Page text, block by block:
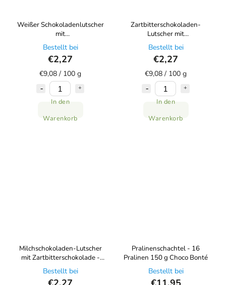
Weißer Schokoladenlutscher
mit
Zartbitterschokoladenherz,
25 g, Choco Bonté
Bestellt bei
€2,27
€9,08 / 100 g
In den
Warenkorb
Zartbitterschokoladen-
Lutscher mit
Milchschokoladenherz, 25 g,
Choco Bonté
Bestellt bei
€2,27
€9,08 / 100 g
In den
Warenkorb
Milchschokoladen-Lutscher
mit Zartbitterschokolade -
Herz 25 g Choco Bonté
Bestellt bei
Pralinenschachtel - 16
Pralinen 150 g Choco Bonté
Bestellt bei